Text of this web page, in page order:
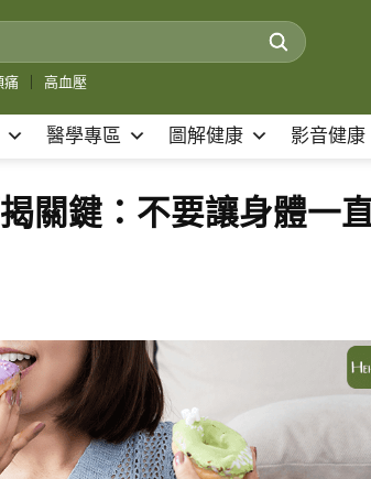
痛 高血壓
醫學專區 圖解健康 影音健康
關鍵：不要讓身體一